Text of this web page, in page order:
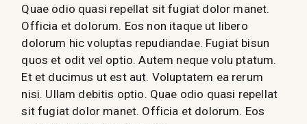
Quae odio quasi repellat sit fugiat dolor manet.
Officia et dolorum. Eos non itaque ut libero
dolorum hic voluptas repudiandae. Fugiat bisun
quos et odit vel optio. Autem neque volu ptatum.
Et et ducimus ut est aut. Voluptatem ea rerum
nisi. Ullam debitis optio. Quae odio quasi repellat
sit fugiat dolor manet. Officia et dolorum. Eos